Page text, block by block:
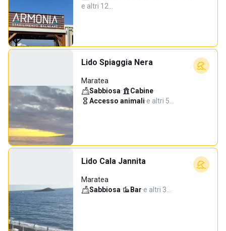
e altri 12…
Lido Spiaggia Nera
Maratea
Sabbiosa· Cabine·
Accesso animali·e altri 5…
Lido Cala Jannita
Maratea
Sabbiosa· Bar·e altri 3…